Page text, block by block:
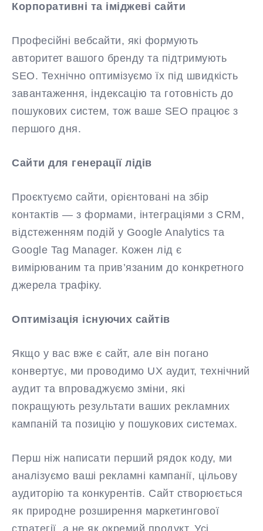
Корпоративні та іміджеві сайти
Професійні вебсайти, які формують
авторитет вашого бренду та підтримують
SEO. Технічно оптимізуємо їх під швидкість
завантаження, індексацію та готовність до
пошукових систем, тож ваше SEO працює з
першого дня.
Сайти для генерації лідів
Проєктуємо сайти, орієнтовані на збір
контактів — з формами, інтеграціями з CRM,
відстеженням подій у Google Analytics та
Google Tag Manager. Кожен лід є
вимірюваним та прив’язаним до конкретного
джерела трафіку.
Оптимізація існуючих сайтів
Якщо у вас вже є сайт, але він погано
конвертує, ми проводимо UX аудит, технічний
аудит та впроваджуємо зміни, які
покращують результати ваших рекламних
кампаній та позицію у пошукових системах.
Перш ніж написати перший рядок коду, ми
аналізуємо ваші рекламні кампанії, цільову
аудиторію та конкурентів. Сайт створюється
як природне розширення маркетингової
стратегії, а не як окремий продукт. Усі